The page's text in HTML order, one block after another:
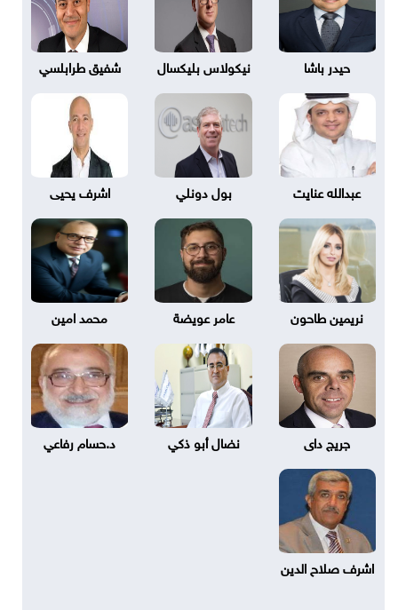
حيدر باشا نيكولاس بليكسال شفيق طرابلسي
عبدالله عنايت بول دونلي اشرف يحيى
نريمين طاحون عامر عويضة محمد امين
جريج داى نضال أبو ذكي د.حسام رفاعي
اشرف صلاح الدين